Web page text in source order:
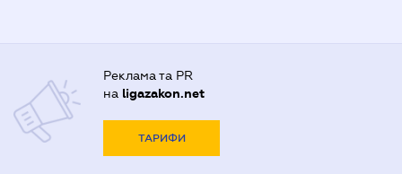
Реклама та PR
на ligazakon.net
ТАРИФИ